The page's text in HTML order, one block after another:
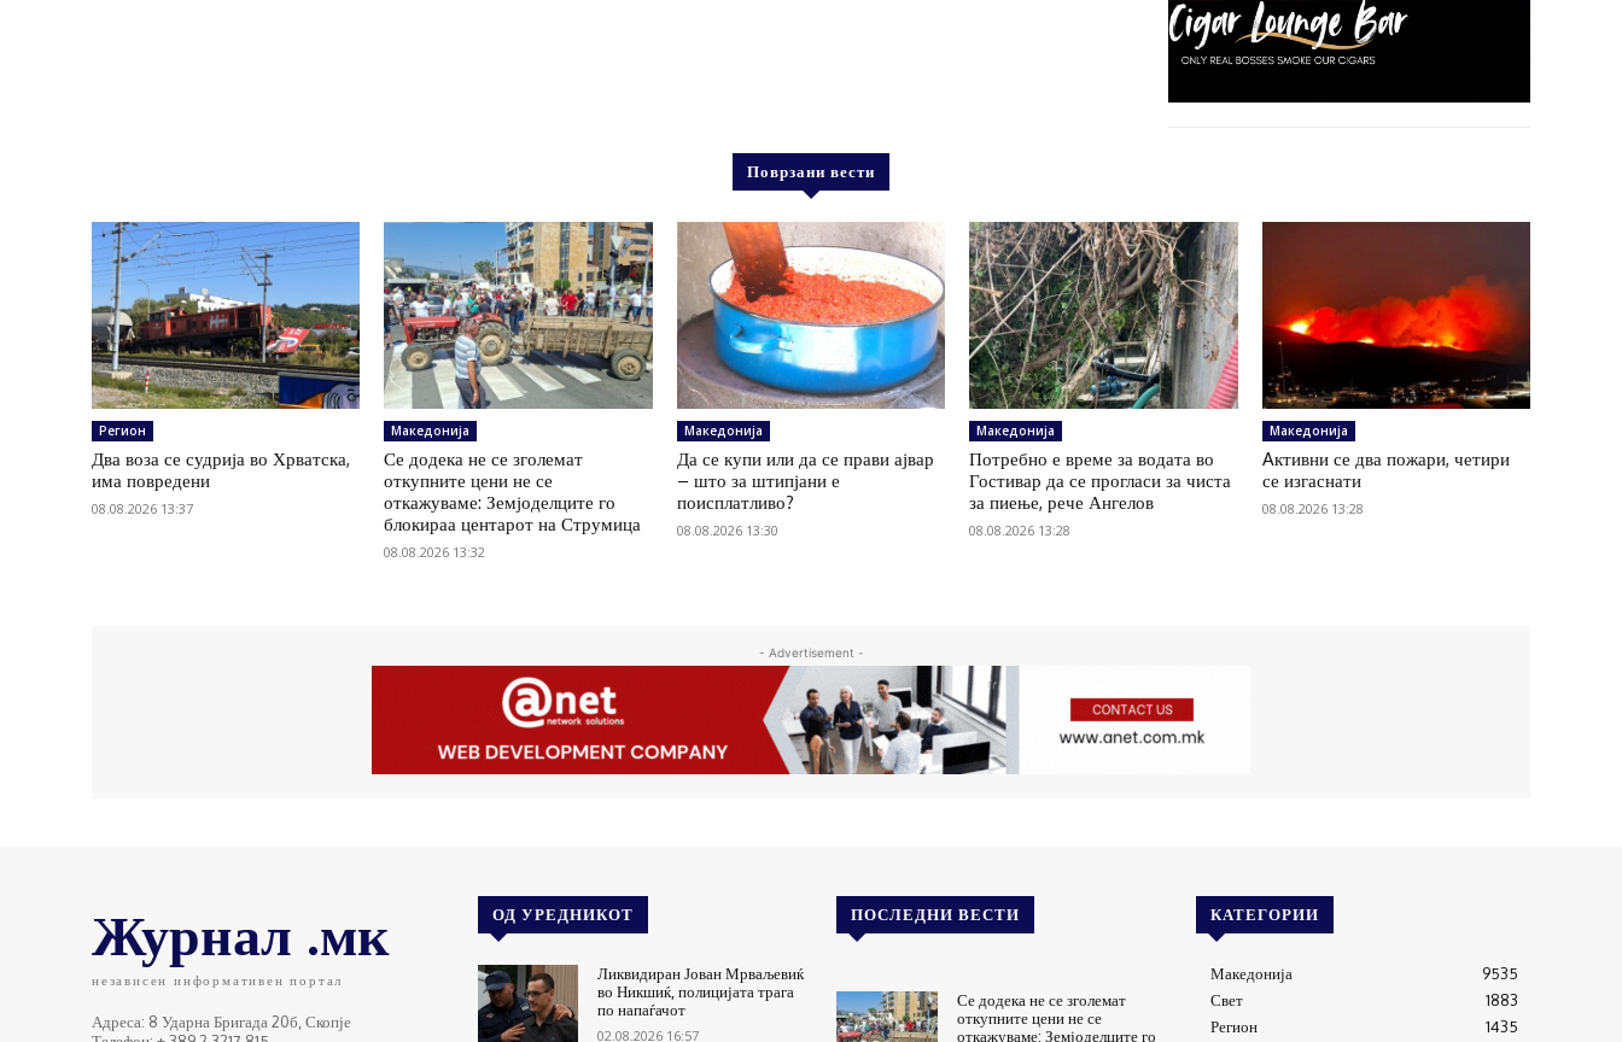
Поврзани вести
Регион
Два воза се судрија во Хрватска,
има повредени
08.08.2026 13:37
Македонија
Се додека не се зголемат
откупните цени не се
откажуваме: Земјоделците го
блокираа центарот на Струмица
08.08.2026 13:32
Македонија
Да се купи или да се прави ајвар
– што за штипјани е
поисплатливо?
08.08.2026 13:30
Македонија
Потребно е време за водата во
Гостивар да се прогласи за чиста
за пиење, рече Ангелов
08.08.2026 13:28
Македонија
Aктивни се два пожари, четири
се изгаснати
08.08.2026 13:28
- Advertisement -
Журнал .мк
независен информативен портал
Адреса: 8 Ударна Бригада 20б, Скопје
ОД УРЕДНИКОТ
Ликвидиран Јован Мрваљевиќ
во Никшиќ, полицијата трага
по напаѓачот
02.08.2026 16:57
ПОСЛЕДНИ ВЕСТИ
Се додека не се зголемат
откупните цени не се
откажуваме: Земјоделците го
КАТЕГОРИИ
Македонија
9535
Свет
1883
Регион
1435